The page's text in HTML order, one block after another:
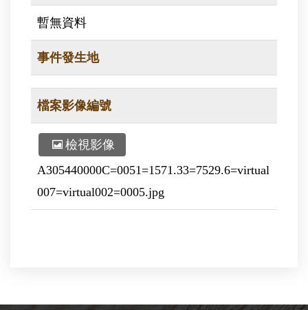
暫無資料
事件發生地
檔案影像編號
檢視影像
A305440000C=0051=1571.33=7529.6=virtual
007=virtual002=0005.jpg